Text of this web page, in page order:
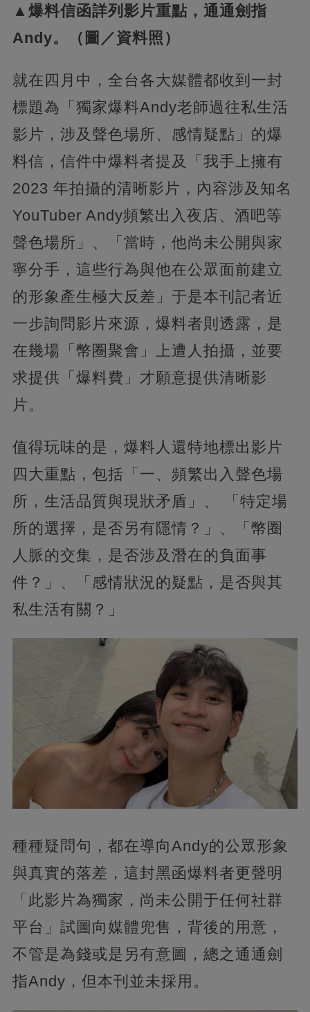
▲爆料信函詳列影片重點，通通劍指
Andy。（圖／資料照）
就在四月中，全台各大媒體都收到一封
標題為「獨家爆料Andy老師過往私生活
影片，涉及聲色場所、感情疑點」的爆
料信，信件中爆料者提及「我手上擁有
2023 年拍攝的清晰影片，內容涉及知名
YouTuber Andy頻繁出入夜店、酒吧等
聲色場所」、「當時，他尚未公開與家
寧分手，這些行為與他在公眾面前建立
的形象產生極大反差」于是本刊記者近
一步詢問影片來源，爆料者則透露，是
在幾場「幣圈聚會」上遭人拍攝，並要
求提供「爆料費」才願意提供清晰影
片。
值得玩味的是，爆料人還特地標出影片
四大重點，包括「一、頻繁出入聲色場
所，生活品質與現狀矛盾」、 「特定場
所的選擇，是否另有隱情？」、「幣圈
人脈的交集，是否涉及潛在的負面事
件？」、「感情狀況的疑點，是否與其
私生活有關？」
種種疑問句，都在導向Andy的公眾形象
與真實的落差，這封黑函爆料者更聲明
「此影片為獨家，尚未公開于任何社群
平台」試圖向媒體兜售，背後的用意，
不管是為錢或是另有意圖，總之通通劍
指Andy，但本刊並未採用。